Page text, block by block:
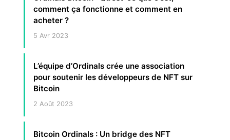
comment ça fonctionne et comment en
acheter ?
5 Avr 2023
L’équipe d’Ordinals crée une association
pour soutenir les développeurs de NFT sur
Bitcoin
2 Août 2023
Bitcoin Ordinals : Un bridge des NFT